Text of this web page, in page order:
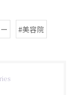
#美容院